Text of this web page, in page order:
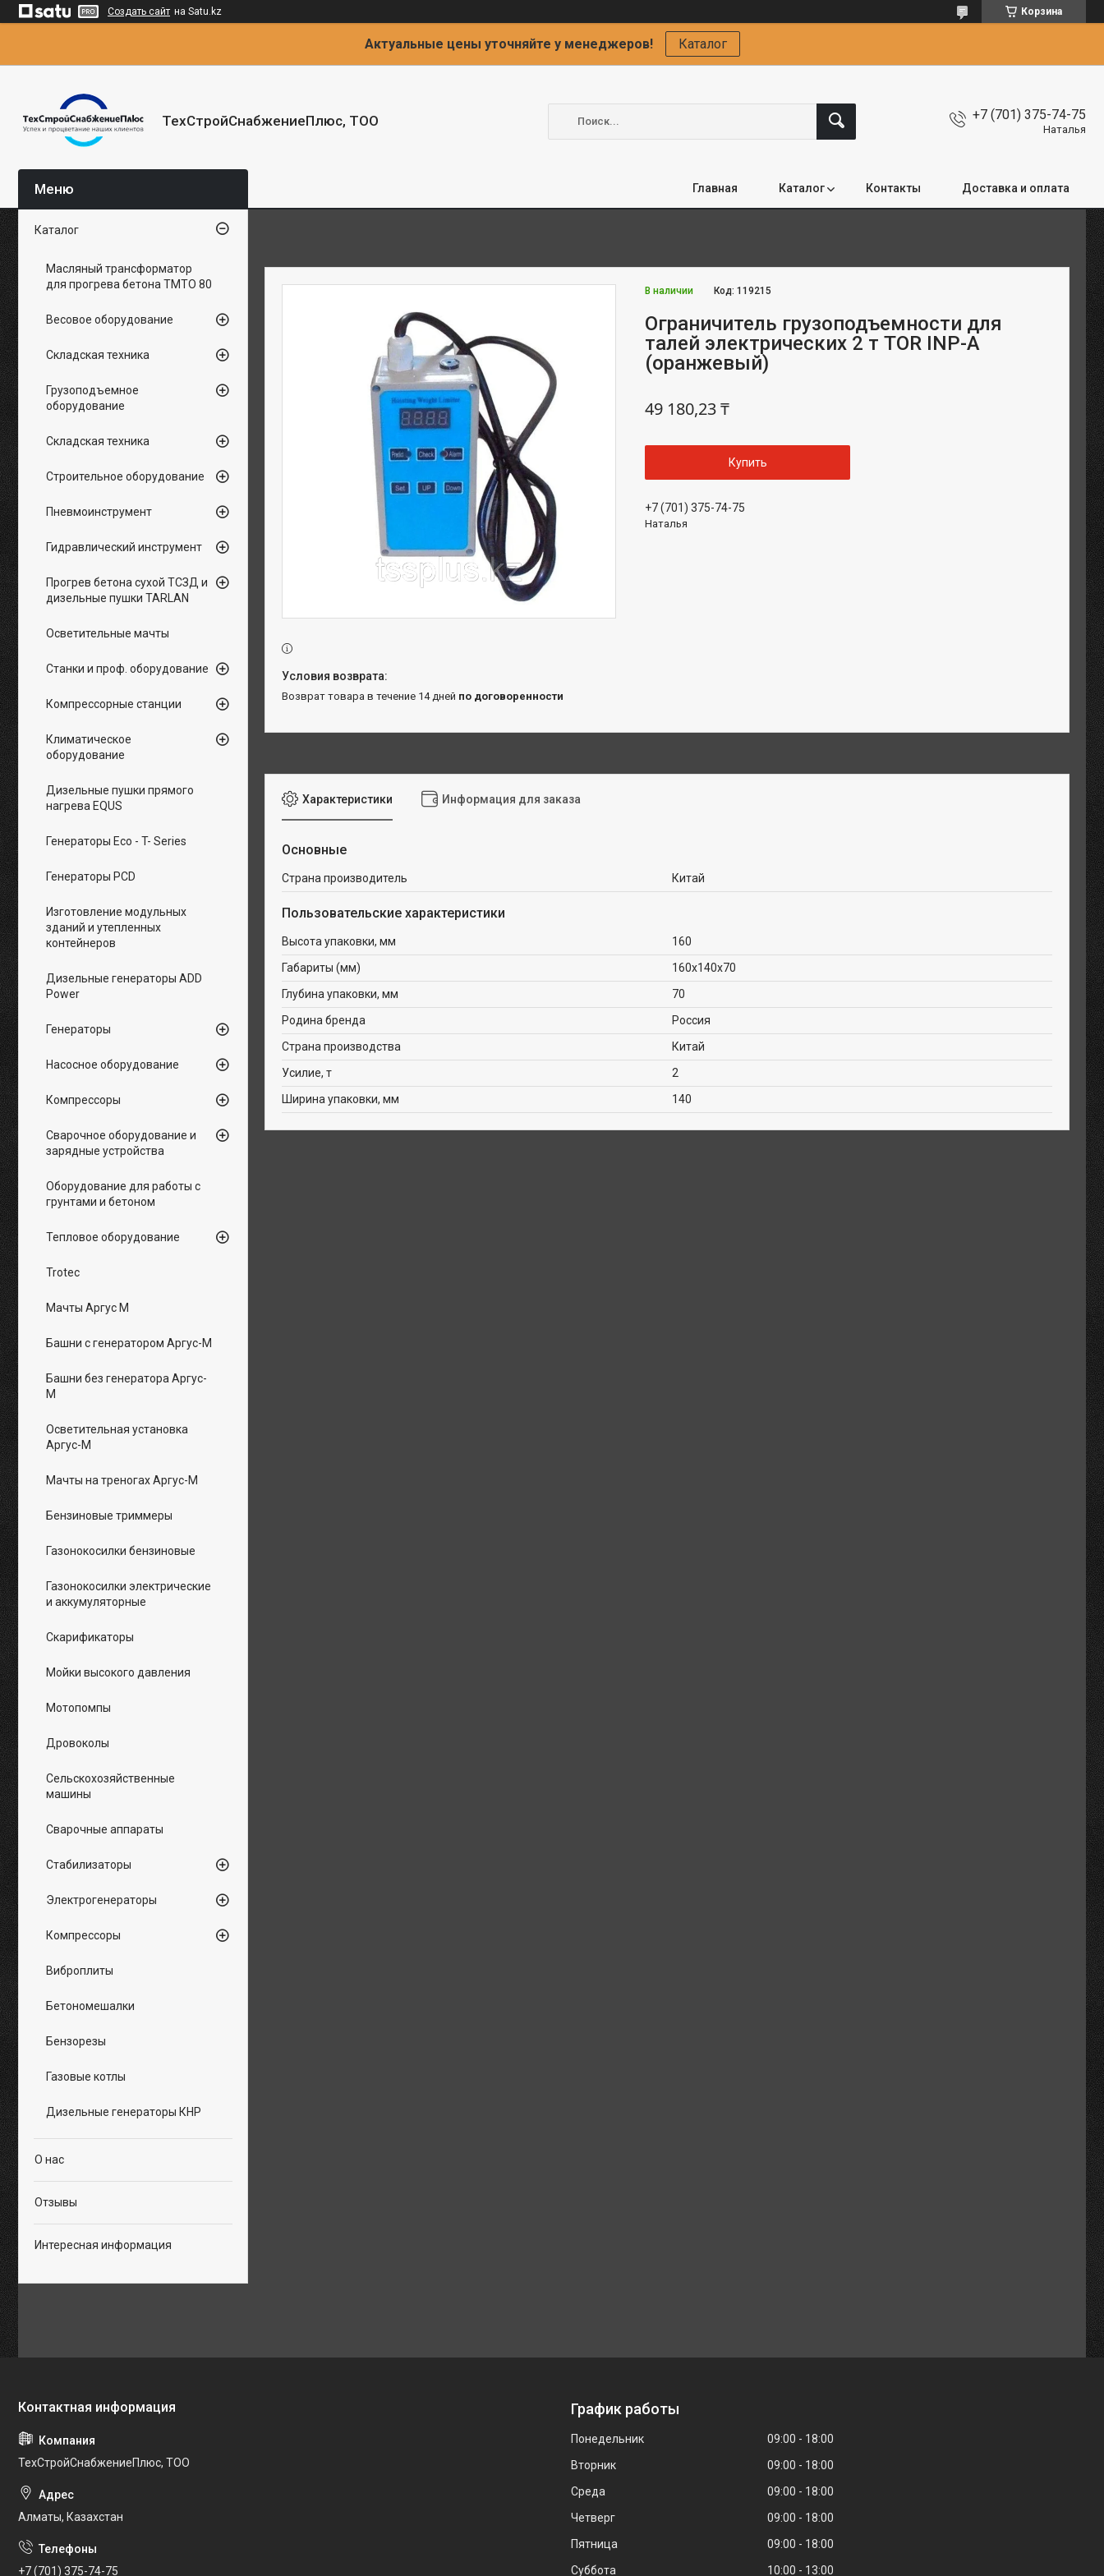
Создать сайт на Satu.kz Корзина
Актуальные цены уточняйте у менеджеров! Каталог
ТехСтройСнабжениеПлюс, ТОО +7 (701) 375-74-75
Наталья
Главная Каталог Контакты Доставка и оплата
В наличии Код:119215
Ограничитель грузоподъемности для
талей электрических 2 т TOR INP-A
(оранжевый)
49 180,23 ₸
Купить
+7 (701) 375-74-75
Наталья
возврат товара в течение 14 дней по договоренности
Характеристики Информация для заказа
Основные
Страна производитель Китай
Пользовательские характеристики
Высота упаковки, мм
160
Габариты (мм)
160х140х70
Глубина упаковки, мм
70
Родина бренда
Россия
Страна производства
Китай
Усилие, т
2
Ширина упаковки, мм
140
Каталог
Масляный трансформатор
для прогрева бетона ТМТО 80
Весовое оборудование
Складская техника
Грузоподъемное
оборудование
Складская техника
Строительное оборудование
Пневмоинструмент
Гидравлический инструмент
Прогрев бетона сухой ТСЗД и
дизельные пушки TARLAN
Осветительные мачты
Станки и проф. оборудование
Компрессорные станции
Климатическое
оборудование
Дизельные пушки прямого
нагрева EQUS
Генераторы Eco - T- Series
Генераторы PCD
Изготовление модульных
зданий и утепленных
контейнеров
Дизельные генераторы ADD
Power
Генераторы
Насосное оборудование
Компрессоры
Сварочное оборудование и
зарядные устройства
Оборудование для работы с
грунтами и бетоном
Тепловое оборудование
Trotec
Мачты Аргус М
Башни с генератором Аргус-М
Башни без генератора Аргус-
М
Осветительная установка
Аргус-М
Мачты на треногах Аргус-М
Бензиновые триммеры
Газонокосилки бензиновые
Газонокосилки электрические
и аккумуляторные
Скарификаторы
Мойки высокого давления
Мотопомпы
Дровоколы
Сельскохозяйственные
машины
Сварочные аппараты
Стабилизаторы
Электрогенераторы
Компрессоры
Виброплиты
Бетономешалки
Бензорезы
Газовые котлы
Дизельные генераторы КНР
О нас
Отзывы
Интересная информация
ТехСтройСнабжениеПлюс, ТОО
Алматы, Казахстан
+7 (701) 375-74-75
График работы
Понедельник 09:00
18:00
Вторник
09:00
18:00
Среда
09:00
18:00
Четверг
09:00
18:00
Пятница
09:00
18:00
Суббота
10:00 13:00